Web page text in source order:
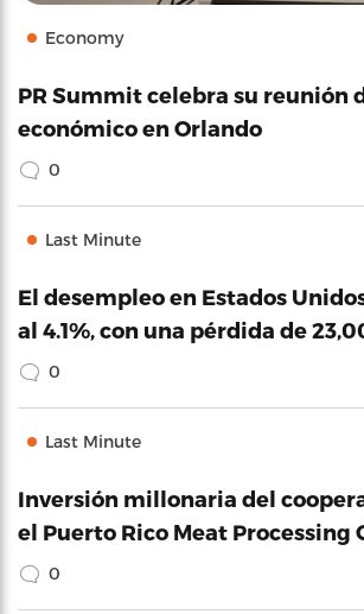
Economy
PR Summit celebra su reunión
económico en Orlando
0
Last Minute
El desempleo en Estados
al 4.1%, con una pérdida de
0
Last Minute
Inversión millonaria del
el Puerto Rico Meat Processing
0